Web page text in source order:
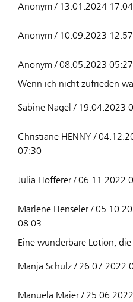
Anonym / 13.01.2024 17:04
Anonym / 10.09.2023 12:57
Anonym / 08.05.2023 05:27
Wenn ich nicht zufrieden
Sabine Nagel / 19.04.2023
Christiane HENNY /
07:30
Julia Hofferer / 06.11.2022
Marlene Henseler /
08:03
Eine wunderbare Lotion,
Manja Schulz / 26.07.2022
Manuela Maier /